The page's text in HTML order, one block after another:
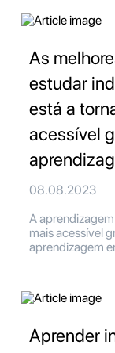
As
estudar
está a
acessível
08.08.2023
A
mais acessível
aprendizagem
Aprender